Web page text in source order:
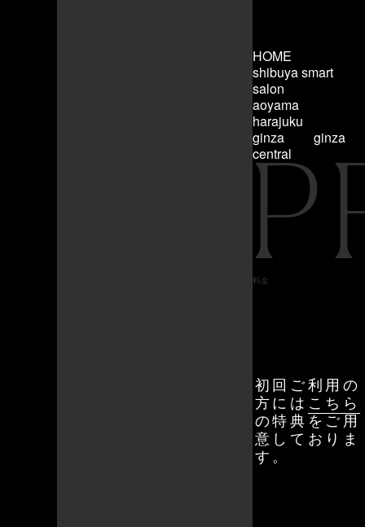
HOME
shibuya smart
salon
aoyama
harajuku
ginza
ginza
central
料金
初回ご利用の
方には こちら
の特典をご用
意しておりま
す。